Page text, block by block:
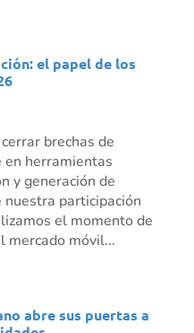
el papel de los
brechas de
en herramientas
y generación de
nuestra participación
el momento de
mercado móvil...
abre sus puertas a